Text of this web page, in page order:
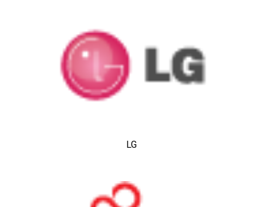
LG